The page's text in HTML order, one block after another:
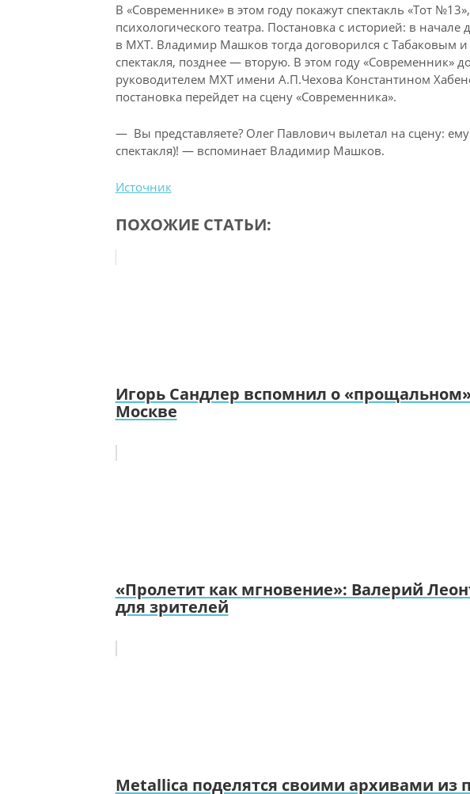
В «Современнике» в этом году покажут спектакль «Тот
психологического театра. Постановка с историей: в
в МХТ. Владимир Машков тогда договорился с Табаковым и
спектакля, позднее — вторую. В этом году «Современник»
руководителем МХТ имени А.П.Чехова Константином
постановка перейдет на сцену «Современника».
— Вы представляете? Олег Павлович вылетал на сцену: ему
спектакля)! — вспоминает Владимир Машков.
Источник
ПОХОЖИЕ СТАТЬИ:
Игорь Сандлер вспомнил о «прощальном»
Москве
«Пролетит как мгновение»: Валерий
для зрителей
Metallica поделятся своими архивами из